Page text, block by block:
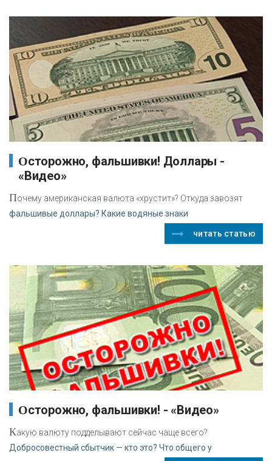
Осторожно, фальшивки! Доллары -
«Видео»
Почему американская валюта «хрустит»? Откуда завозят
фальшивые доллары? Какие водяные знаки
читать статью
Осторожно, фальшивки! - «Видео»
Какую валюту подделывают сейчас чаще всего?
Добросовестный сбытчик — кто это? Что общего у